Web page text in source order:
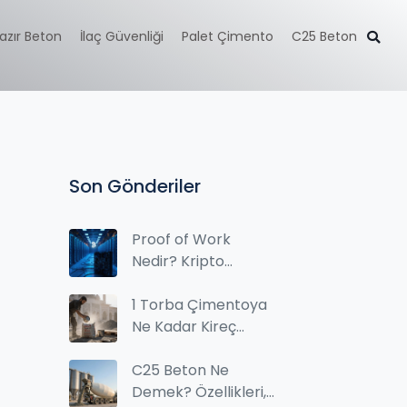
Beton İlaç Güvenliği Palet Çimento C25 Beton
Son Gönderiler
Proof of Work
Nedir? Kripto
Temelini Anlayın
1 Torba Çimentoya
Ne Kadar Kireç
Karışım Oranı ve
Uygulama Rehberi
C25 Beton Ne
Demek? Özellikleri,